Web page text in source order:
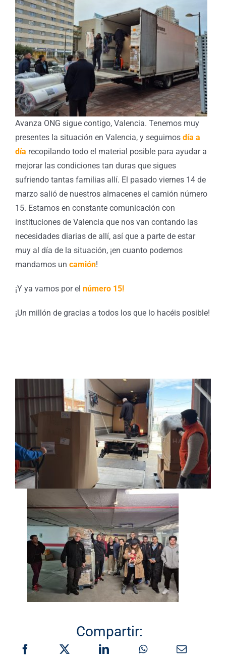
Avanza ONG sigue contigo, Valencia. Tenemos muy
presentes la situación en Valencia, y seguimos día a
día recopilando todo el material posible para ayudar a
mejorar las condiciones tan duras que sigues
sufriendo tantas familias allí. El pasado viernes 14 de
marzo salió de nuestros almacenes el camión número
15. Estamos en constante comunicación con
instituciones de Valencia que nos van contando las
necesidades diarias de allí, así que a parte de estar
muy al día de la situación, ¡en cuanto podemos
mandamos un camión!
¡Y ya vamos por el número 15!
¡Un millón de gracias a todos los que lo hacéis posible!
Compartir: